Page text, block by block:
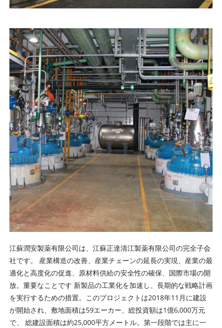
江蘇潤安製薬有限公司は、江蘇正達清江製薬有限公司の完全子会
社です。 産業構造の改善、産業チェーンの延長の実現、産業の最
適化と高度化の促進、原材料供給の安全性の確保、国際市場の開
放。重要なことです 新製品の工業化を加速し、長期的な戦略計画
を実行するための措置。このプロジェクトは2018年11月に建設
が開始され、敷地面積は59エーカー、総投資額は1億6,000万元
で、 総建設面積は約25,000平方メートル。第一段階では主に一